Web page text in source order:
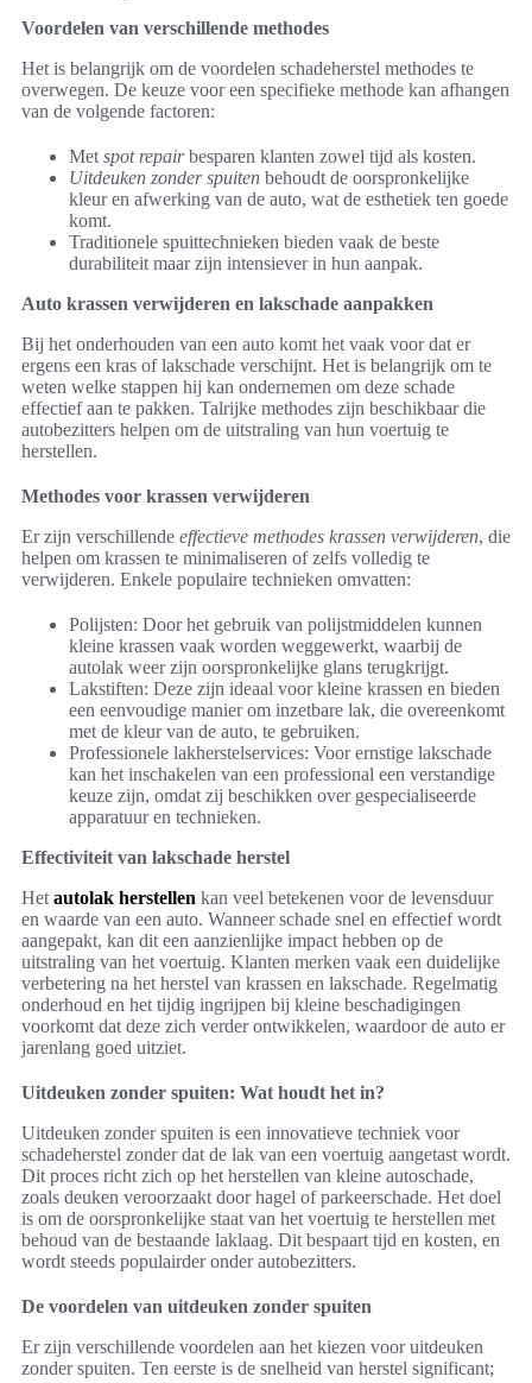
Voordelen van verschillende methodes
Het is belangrijk om de voordelen schadeherstel methodes te
overwegen. De keuze voor een specifieke methode kan afhangen
van de volgende factoren:
Met spot repairbesparen klanten zowel tijd als kosten.
Uitdeuken zonder spuiten behoudt de oorspronkelijke
kleur en afwerking van de auto, wat de esthetiek ten goede
komt.
Traditionele spuittechnieken bieden vaak de beste
durabiliteit maar zijn intensiever in hun aanpak.
Auto krassen verwijderen en lakschade aanpakken
Bij het onderhouden van een auto komt het vaak voor dat er
ergens een kras of lakschade verschijnt. Het is belangrijk om te
weten welke stappen hij kan ondernemen om deze schade
effectief aan te pakken. Talrijke methodes zijn beschikbaar die
autobezitters helpen om de uitstraling van hun voertuig te
herstellen.
Methodes voor krassen verwijderen
Er zijn verschillende effectieve methodes krassen verwijderen, die
helpen om krassen te minimaliseren of zelfs volledig te
verwijderen. Enkele populaire technieken omvatten:
Polijsten: Door het gebruik van polijstmiddelen kunnen
kleine krassen vaak worden weggewerkt, waarbij de
autolak weer zijn oorspronkelijke glans terugkrijgt.
Lakstiften: Deze zijn ideaal voor kleine krassen en bieden
een eenvoudige manier om inzetbare lak, die overeenkomt
met de kleur van de auto, te gebruiken.
Professionele lakherstelservices: Voor ernstige lakschade
kan het inschakelen van een professional een verstandige
keuze zijn, omdat zij beschikken over gespecialiseerde
apparatuur en technieken.
Effectiviteit van lakschade herstel
Het autolak herstellen kan veel betekenen voor de levensduur
en waarde van een auto. Wanneer schade snel en effectief wordt
aangepakt, kan dit een aanzienlijke impact hebben op de
uitstraling van het voertuig. Klanten merken vaak een duidelijke
verbetering na het herstel van krassen en lakschade. Regelmatig
onderhoud en het tijdig ingrijpen bij kleine beschadigingen
voorkomt dat deze zich verder ontwikkelen, waardoor de auto er
jarenlang goed uitziet.
Uitdeuken zonder spuiten: Wat houdt het in?
Uitdeuken zonder spuiten is een innovatieve techniek voor
schadeherstel zonder dat de lak van een voertuig aangetast wordt.
Dit proces richt zich op het herstellen van kleine autoschade,
zoals deuken veroorzaakt door hagel of parkeerschade. Het doel
is om de oorspronkelijke staat van het voertuig te herstellen met
behoud van de bestaande laklaag. Dit bespaart tijd en kosten, en
wordt steeds populairder onder autobezitters.
De voordelen van uitdeuken zonder spuiten
Er zijn verschillende voordelen aan het kiezen voor uitdeuken
zonder spuiten. Ten eerste is de snelheid van herstel significant;